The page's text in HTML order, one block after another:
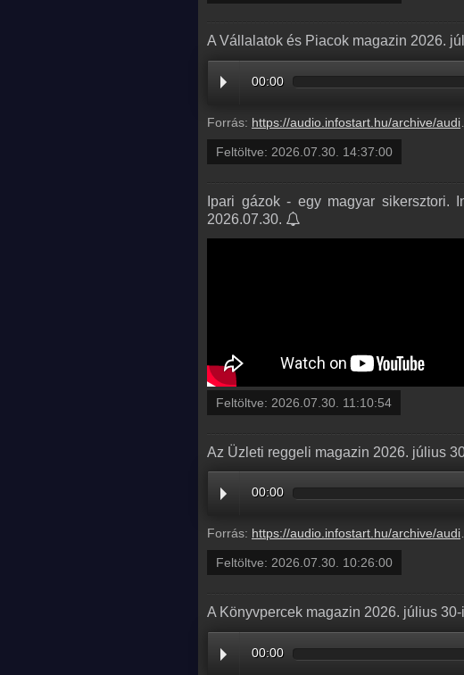
A Vállalatok és Piacok magazin 2026.
00:00
Forrás: https://audio.infostart.hu/archive/audio/AA074/AA074267.mp3
Feltöltve: 2026.07.30. 14:37:00
Ipari gázok - egy magyar sikersztori.
2026.07.30.
Feltöltve: 2026.07.30. 11:10:54
Az Üzleti reggeli magazin 2026. július
00:00
Forrás: https://audio.infostart.hu/archive/audio/A8222/A8222C49.mp3
Feltöltve: 2026.07.30. 10:26:00
A Könyvpercek magazin 2026. július
00:00